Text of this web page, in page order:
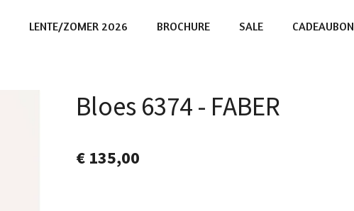
LENTE/ZOMER 2026 BROCHURE SALE CADEAUBON
Bloes 6374 - FABER
€ 135,00